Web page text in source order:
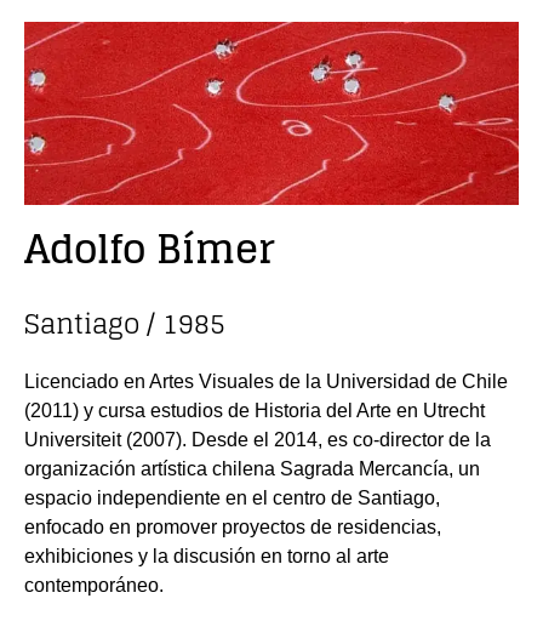
Adolfo Bímer
Santiago / 1985
Licenciado en Artes Visuales de la Universidad de Chile
(2011) y cursa estudios de Historia del Arte en Utrecht
Universiteit (2007). Desde el 2014, es co-director de la
organización artística chilena Sagrada Mercancía, un
espacio independiente en el centro de Santiago,
enfocado en promover proyectos de residencias,
exhibiciones y la discusión en torno al arte
contemporáneo.